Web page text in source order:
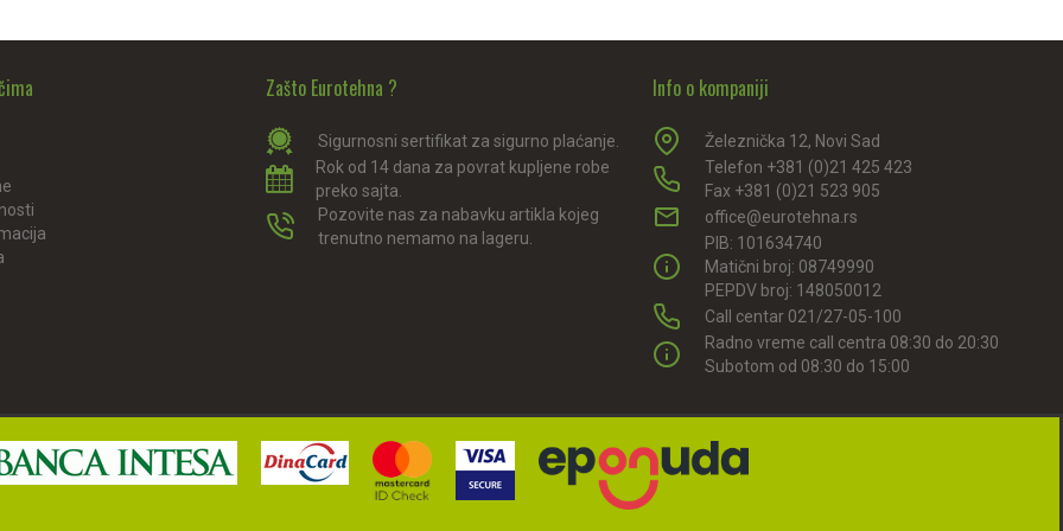
Zašto Eurotehna ?
Sigurnosni sertifikat za sigurno plaćanje.
Rok od 14 dana za povrat kupljene robe
preko sajta.
Pozovite nas za nabavku artikla kojeg
trenutno nemamo na lageru.
Info o kompaniji
Železnička 12, Novi Sad
Telefon +381 (0)21 425 423
Fax +381 (0)21 523 905
office@eurotehna.rs
PIB: 101634740
Matični broj: 08749990
PEPDV broj: 148050012
Call centar 021/27-05-100
Radno vreme call centra 08:30 do 20:30
Subotom od 08:30 do 15:00